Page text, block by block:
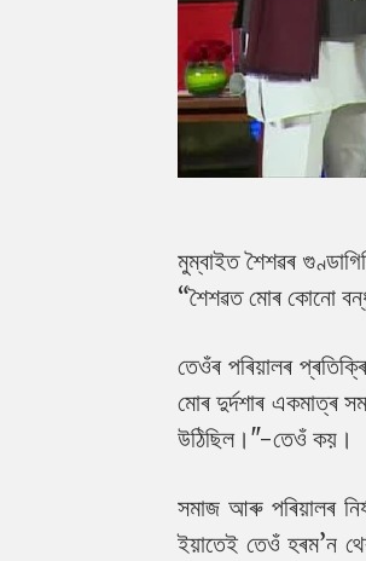
মুম্বাইত শৈশৱৰ
“শৈশৱত মোৰ কোনো
তেওঁৰ পৰিয়ালৰ
মোৰ দুৰ্দশাৰ একমাত্ৰ
উঠিছিল।"-তেওঁ কয়।
সমাজ আৰু পৰিয়ালৰ
ইয়াতেই তেওঁ হৰম’ন